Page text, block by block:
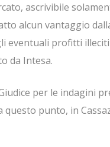
ascrivibile
alcun vantaggio
eventuali profitti
da Intesa.
per le indagini
punto, in